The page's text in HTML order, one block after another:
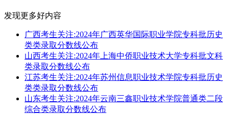
发现更多好内容
广西考生关注:2024年广西英华国际职业学院专科批历史
类类录取分数线公布
山西考生关注:2024年上海中侨职业技术大学专科批文科
类录取分数线公布
江苏考生关注:2024年苏州信息职业技术学院专科批历史
类类录取分数线公布
山东考生关注:2024年云南三鑫职业技术学院普通类二段
综合类录取分数线公布